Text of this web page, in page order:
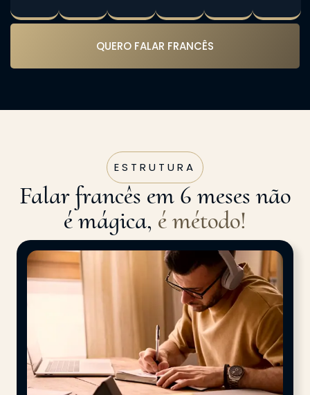
QUERO FALAR FRANCÊS
ESTRUTURA
Falar francês em 6 meses não
é mágica, é método!